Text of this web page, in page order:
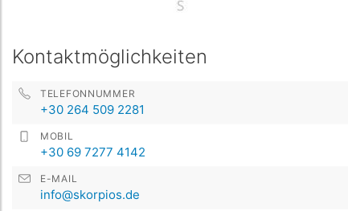
Kontaktmöglichkeiten
TELEFONNUMMER
+30 264 509 2281
MOBIL
+30 69 7277 4142
E-MAIL
info@skorpios.de